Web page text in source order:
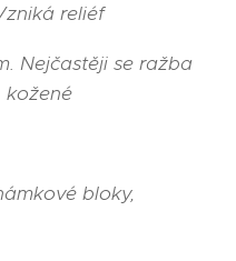
reliéf
Nejčastěji se ražba
kožené
bloky,